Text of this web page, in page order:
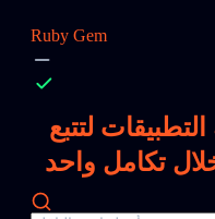
Ruby Gem
لتتبع
تكامل واحد